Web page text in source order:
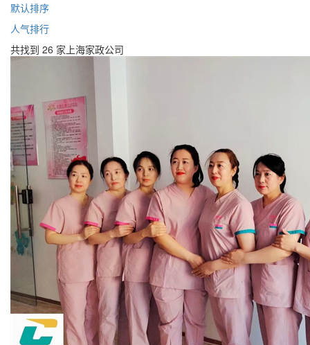
默认排序
人气排行
共找到 26 家上海家政公司